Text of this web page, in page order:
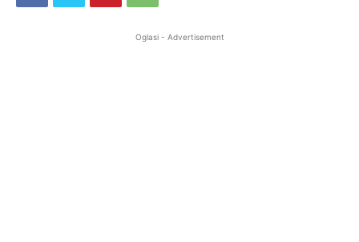
Oglasi - Advertisement